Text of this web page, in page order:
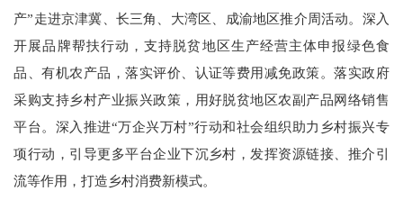
产”走进京津冀、长三角、大湾区、成渝地区推介周活动。深入
开展品牌帮扶行动，支持脱贫地区生产经营主体申报绿色食
品、有机农产品，落实评价、认证等费用减免政策。落实政府
采购支持乡村产业振兴政策，用好脱贫地区农副产品网络销售
平台。深入推进“万企兴万村”行动和社会组织助力乡村振兴专
项行动，引导更多平台企业下沉乡村，发挥资源链接、推介引
流等作用，打造乡村消费新模式。